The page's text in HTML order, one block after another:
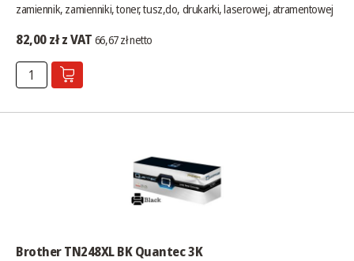
zamiennik, zamienniki, toner, tusz,do, drukarki, laserowej, atramentowej
82,00 zł z VAT 66,67 zł netto
Brother TN248XL BK Quantec 3K